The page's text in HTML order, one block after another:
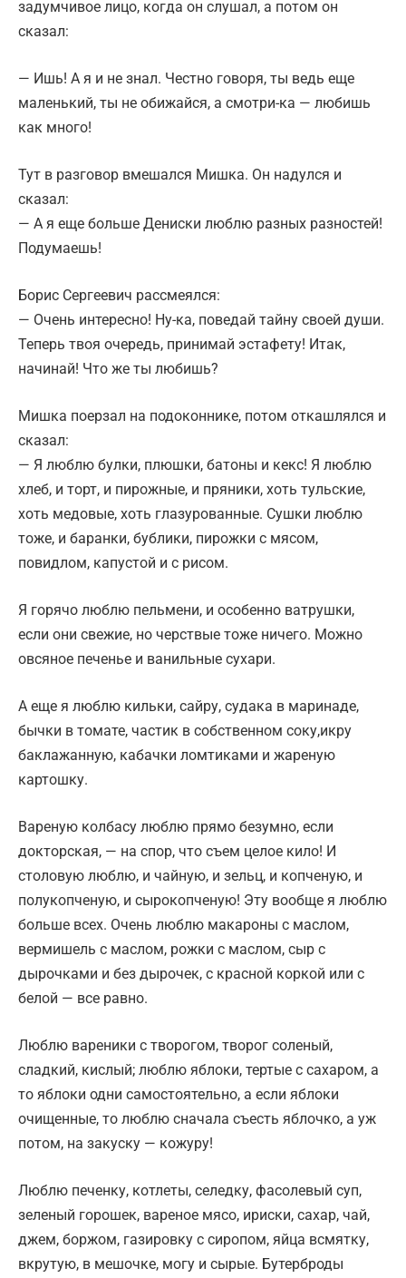
задумчивое лицо, когда он слушал, а потом он
сказал:
— Ишь! А я и не знал. Честно говоря, ты ведь еще
маленький, ты не обижайся, а смотри-ка — любишь
как много!
Тут в разговор вмешался Мишка. Он надулся и
сказал:
— А я еще больше Дениски люблю разных разностей!
Подумаешь!
Борис Сергеевич рассмеялся:
— Очень интересно! Ну-ка, поведай тайну своей души.
Теперь твоя очередь, принимай эстафету! Итак,
начинай! Что же ты любишь?
Мишка поерзал на подоконнике, потом откашлялся и
сказал:
— Я люблю булки, плюшки, батоны и кекс! Я люблю
хлеб, и торт, и пирожные, и пряники, хоть тульские,
хоть медовые, хоть глазурованные. Сушки люблю
тоже, и баранки, бублики, пирожки с мясом,
повидлом, капустой и с рисом.
Я горячо люблю пельмени, и особенно ватрушки,
если они свежие, но черствые тоже ничего. Можно
овсяное печенье и ванильные сухари.
А еще я люблю кильки, сайру, судака в маринаде,
бычки в томате, частик в собственном соку,икру
баклажанную, кабачки ломтиками и жареную
картошку.
Вареную колбасу люблю прямо безумно, если
докторская, — на спор, что съем целое кило! И
столовую люблю, и чайную, и зельц, и копченую, и
полукопченую, и сырокопченую! Эту вообще я люблю
больше всех. Очень люблю макароны с маслом,
вермишель с маслом, рожки с маслом, сыр с
дырочками и без дырочек, с красной коркой или с
белой — все равно.
Люблю вареники с творогом, творог соленый,
сладкий, кислый; люблю яблоки, тертые с сахаром, а
то яблоки одни самостоятельно, а если яблоки
очищенные, то люблю сначала съесть яблочко, а уж
потом, на закуску — кожуру!
Люблю печенку, котлеты, селедку, фасолевый суп,
зеленый горошек, вареное мясо, ириски, сахар, чай,
джем, боржом, газировку с сиропом, яйца всмятку,
вкрутую, в мешочке, могу и сырые. Бутерброды